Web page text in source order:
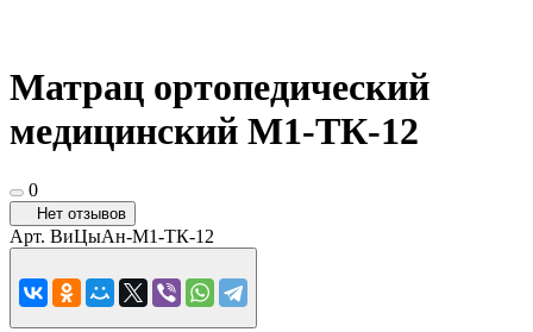
Матрац ортопедический
медицинский М1-ТК-12
0
Нет отзывов
Арт. ВиЦыАн-М1-ТК-12